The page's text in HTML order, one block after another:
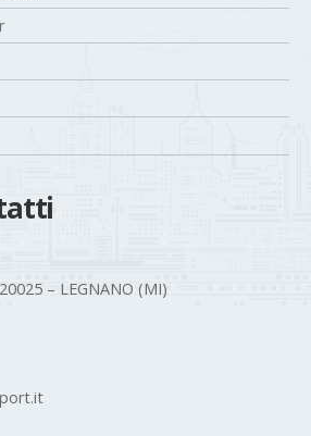
– LEGNANO (MI)